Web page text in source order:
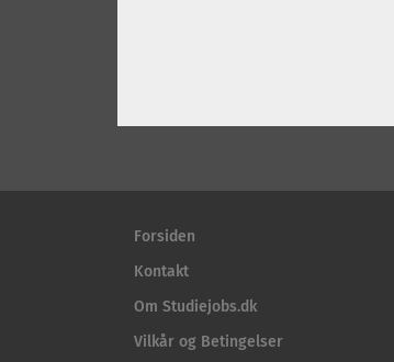
Forsiden
Kontakt
Om Studiejobs.dk
Vilkår og Betingelser